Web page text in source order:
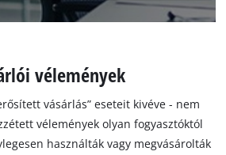
vélemények
vásárlás” eseteit kivéve - nem
vélemények olyan fogyasztóktól
használták vagy megvásárolták